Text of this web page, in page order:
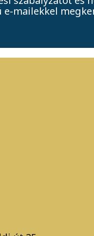
mailekkel